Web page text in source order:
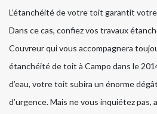
L’étanchéité de votre toit garantit
Dans ce cas, confiez vos travaux
Couvreur qui vous accompagnera
étanchéité de toit à Campo dans le
d’eau, votre toit subira un énorme
d’urgence. Mais ne vous inquiétez pas,